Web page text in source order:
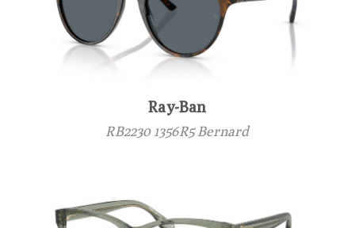
Ray-Ban
RB2230 1356R5 Bernard